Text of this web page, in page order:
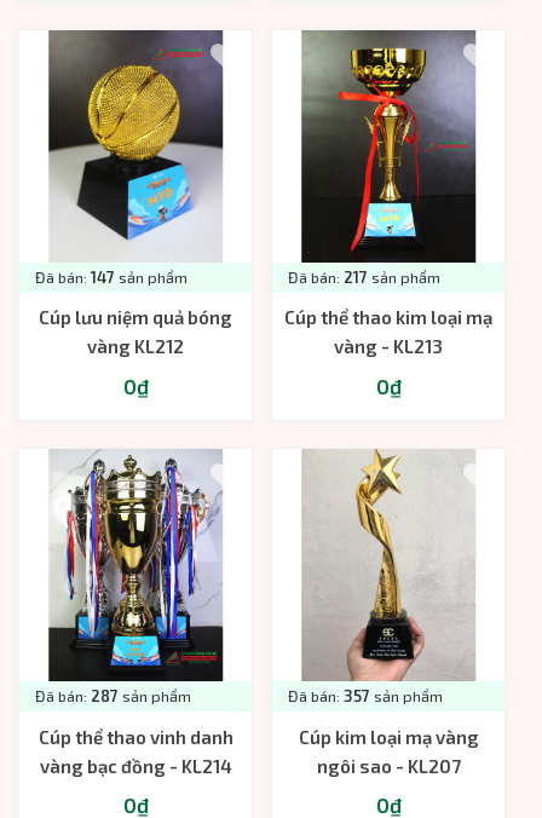
Đã bán:147 sản phẩm
Cúp lưu niệm quả bóng
vàng KL212
0₫
Đã bán: 217 sản phẩm
Cúp thể thao kim loại mạ
vàng - KL213
0₫
Đã bán: 287 sản phẩm
Cúp thể thao vinh danh
vàng bạc đồng - KL214
0₫
Đã bán: 357 sản phẩm
Cúp kim loại mạ vàng
ngôi sao - KL207
0₫